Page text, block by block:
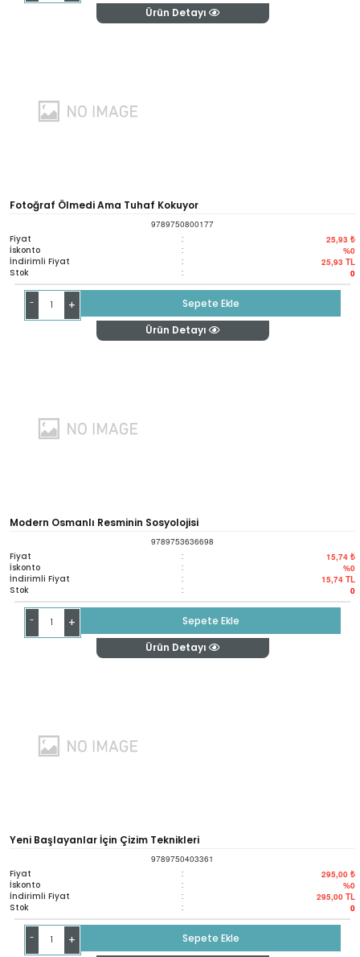
Ürün Detayı
Fotoğraf Ölmedi Ama Tuhaf Kokuyor
9789750800177
Fiyat : 25,93 ₺
İskonto : %0
İndirimli Fiyat : 25,93 TL
Stok : 0
- +
Sepete Ekle
Ürün Detayı
Modern Osmanlı Resminin Sosyolojisi
9789753636698
Fiyat : 15,74 ₺
İskonto : %0
İndirimli Fiyat : 15,74 TL
Stok : 0
- +
Sepete Ekle
Ürün Detayı
Yeni Başlayanlar İçin Çizim Teknikleri
9789750403361
Fiyat : 295,00 ₺
İskonto : %0
İndirimli Fiyat : 295,00 TL
Stok : 0
- + Sepete Ekle